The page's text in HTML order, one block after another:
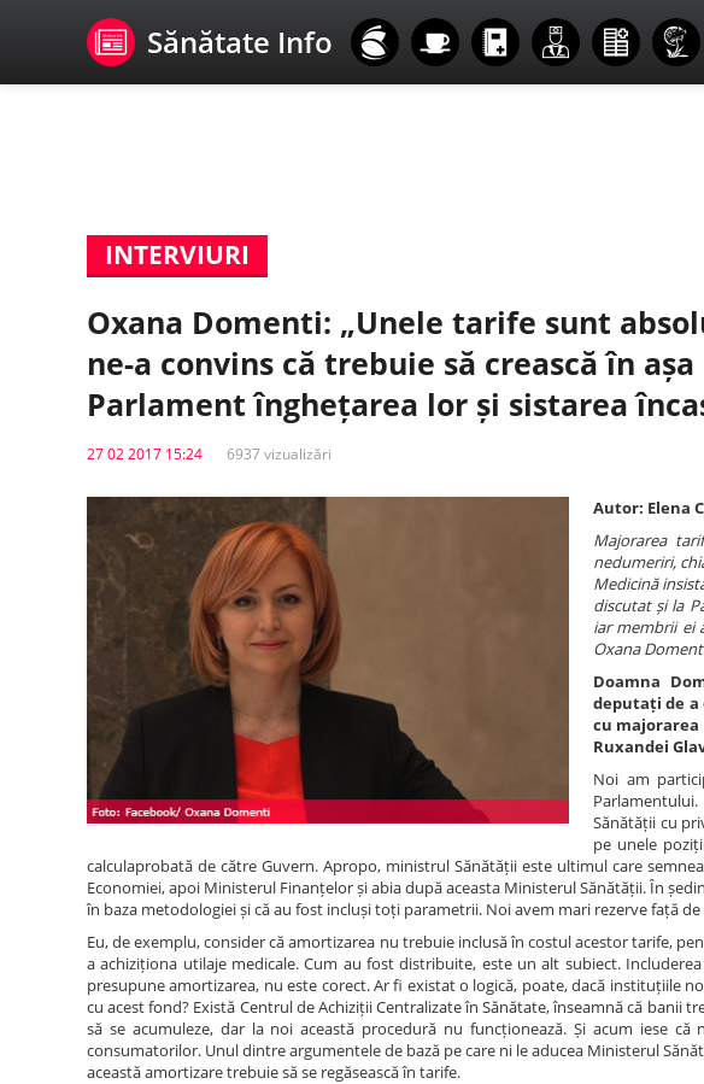
Sănătate Info
INTERVIURI
Oxana Domenti: „Unele tarife sunt
ne-a convins că trebuie să crească în
Parlament înghețarea lor și sistarea
27 02 2017 15:24 6937 vizualizări
Autor: Elena
Majorarea
nedumeriri,
Medicină
discutat și la
iar membrii ei
Oxana
Doamna
deputați de a
cu majorarea
Ruxandei
Noi am
Sănătății cu
pe unele
calculaprobată de către Guvern. Apropo, ministrul Sănătății este ultimul care
Economiei, apoi Ministerul Finanțelor și abia după aceasta Ministerul Sănătății. În
în baza metodologiei și că au fost incluși toți parametrii. Noi avem mari rezerve față
Eu, de exemplu, consider că amortizarea nu trebuie inclusă în costul acestor tarife,
a achiziționa utilaje medicale. Cum au fost distribuite, este un alt subiect.
presupune amortizarea, nu este corect. Ar fi existat o logică, poate, dacă instituțiile
cu acest fond? Există Centrul de Achiziții Centralizate în Sănătate, înseamnă că banii
să se acumuleze, dar la noi această procedură nu funcționează. Și acum iese
consumatorilor. Unul dintre argumentele de bază pe care ni le aducea Ministerul
această amortizare trebuie să se regăsească în tarife.